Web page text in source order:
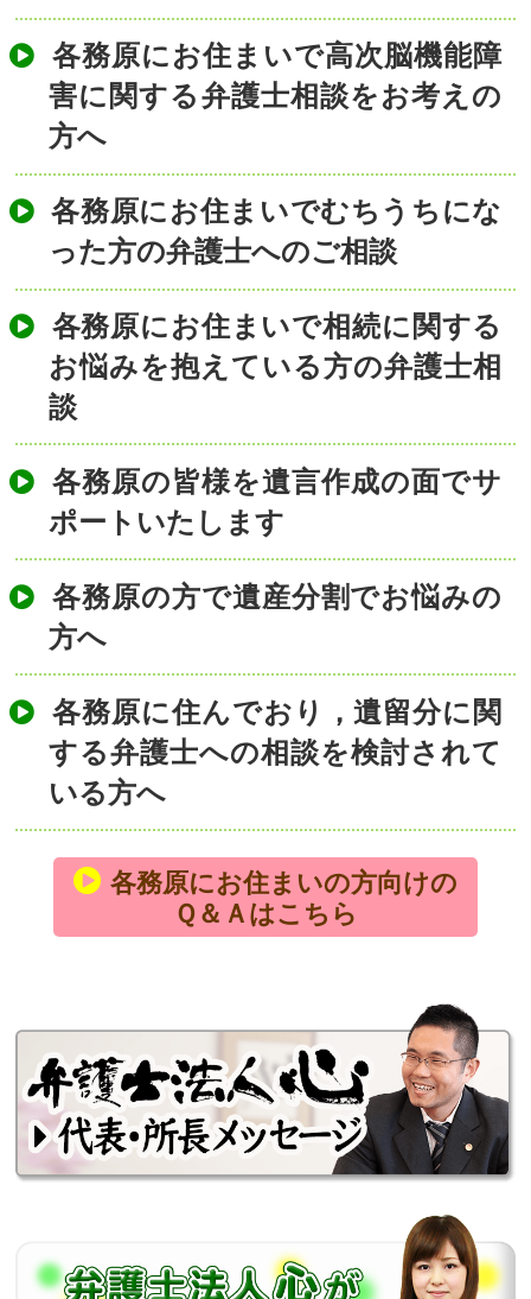
各務原にお住まいで高次脳機能障
害に関する弁護士相談をお考えの
方へ
各務原にお住まいでむちうちにな
った方の弁護士へのご相談
各務原にお住まいで相続に関する
お悩みを抱えている方の弁護士相
談
各務原の皆様を遺言作成の面でサ
ポートいたします
各務原の方で遺産分割でお悩みの
方へ
各務原に住んでおり，遺留分に関
する弁護士への相談を検討されて
いる方へ
各務原にお住まいの方向けの
Ｑ＆Ａはこちら